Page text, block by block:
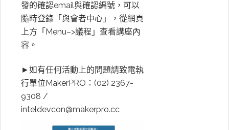
發的確認email與確認編號，可以
隨時登錄「與會者中心」，從網頁
上方「Menu–>議程」查看講座內
容。
►如有任何活動上的問題請致電執
行單位MakerPRO：(02) 2367-
9308 /
inteldevcon@makerpro.cc